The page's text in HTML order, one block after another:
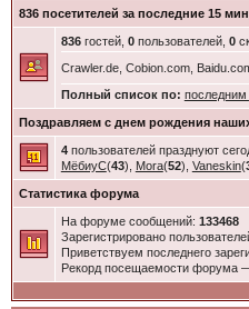
836 посетителей за последние 15
836гостей, 0пользователей, 0
Crawler.de, Cobion.com,
Полный список по: последним
Поздравляем с днем рождения
4пользователей празднуют
МёбиуС(43), Mora(52), Vaneskin(
Статистика форума
На форуме сообщений: 133468
Зарегистрировано
Приветствуем последнего
Рекорд посещаемости форума